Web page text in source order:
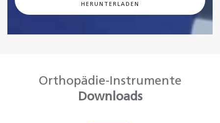
HERUNTERLADEN
Orthopädie-Instrumente
Downloads